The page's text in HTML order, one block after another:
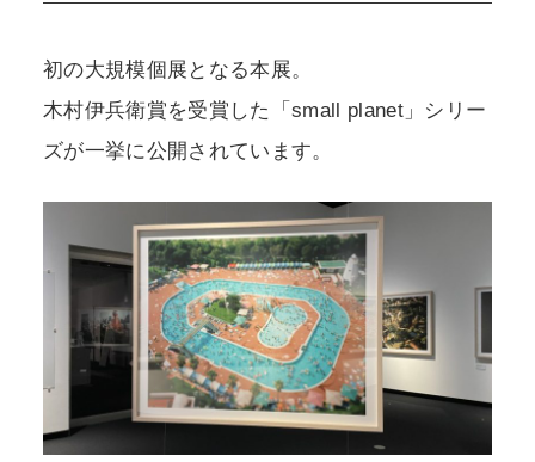
初の大規模個展となる本展。
木村伊兵衛賞を受賞した「small planet」シリー
ズが一挙に公開されています。